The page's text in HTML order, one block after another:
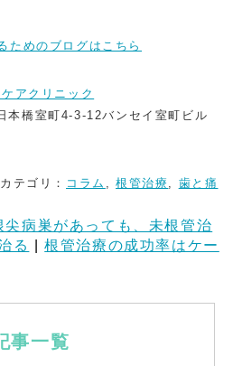
ためのブログはこちら
アクリニック
本橋室町4-3-12バンセイ室町ビル
テゴリ： コラム ,根管治療, 歯と痛
病巣があっても、未根管治
る
|根管治療の成功率はケー
事一覧